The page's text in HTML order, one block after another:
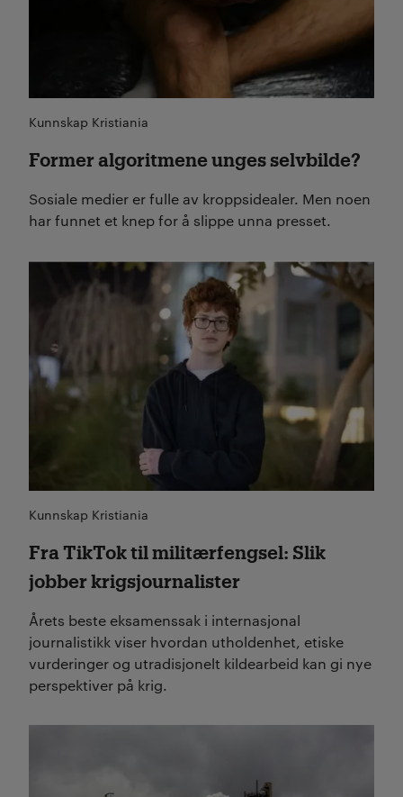
Kunnskap Kristiania
Former algoritmene unges selvbilde?
Sosiale medier er fulle av kroppsidealer. Men noen
har funnet et knep for å slippe unna presset.
Kunnskap Kristiania
Fra TikTok til militærfengsel: Slik
jobber krigsjournalister
Årets beste eksamenssak i internasjonal
journalistikk viser hvordan utholdenhet, etiske
vurderinger og utradisjonelt kildearbeid kan gi nye
perspektiver på krig.